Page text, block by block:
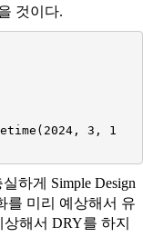
것이다.
3, 1
하게 Simple Design
를 미리 예상해서 유
해서 DRY를 하지